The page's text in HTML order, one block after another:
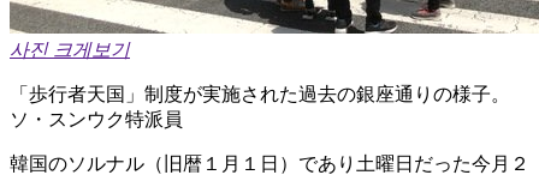
사진 크게보기
「歩行者天国」制度が実施された過去の銀座通りの様子。
ソ・スンウク特派員
韓国のソルナル（旧暦１月１日）であり土曜日だった今月２